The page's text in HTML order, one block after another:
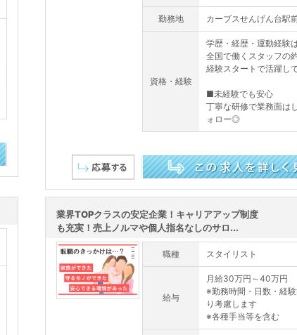
勤務地 カーブスせんげん台駅
資格・経験
学歴・経歴・運動経験は
全国で働くスタッフの
経験スタートで活躍し
■未経験でも安心
丁寧な研修で業務面は
ォロー◎
業界TOPクラスの安定企業！キャリアアップ制度
も充実！売上ノルマや個人指名なしのサロ...
職種 スタイリスト
給与
月給30万円～40万円
※勤務時間・日数・経
り考慮します
※各種手当等を含む